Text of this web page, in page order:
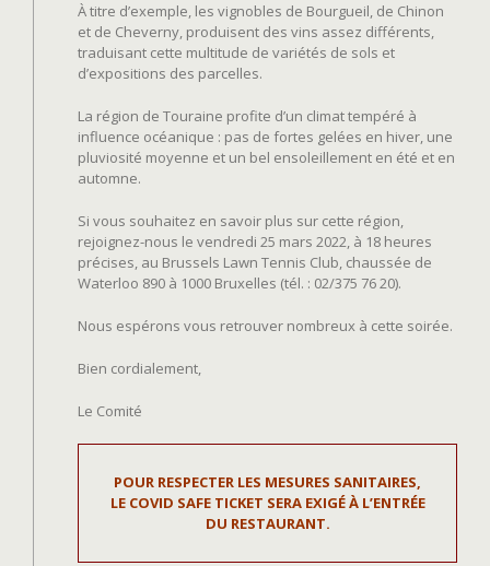
À titre d’exemple, les vignobles de Bourgueil, de Chinon
et de Cheverny, produisent des vins assez différents,
traduisant cette multitude de variétés de sols et
d’expositions des parcelles.
La région de Touraine profite d’un climat tempéré à
influence océanique : pas de fortes gelées en hiver, une
pluviosité moyenne et un bel ensoleillement en été et en
automne.
Si vous souhaitez en savoir plus sur cette région,
rejoignez-nous le vendredi 25 mars 2022, à 18 heures
précises, au Brussels Lawn Tennis Club, chaussée de
Waterloo 890 à 1000 Bruxelles (tél. : 02/375 76 20).
Nous espérons vous retrouver nombreux à cette soirée.
Bien cordialement,
Le Comité
POUR RESPECTER LES MESURES SANITAIRES,
LE COVID SAFE TICKET SERA EXIGÉ À L’ENTRÉE
DU RESTAURANT.